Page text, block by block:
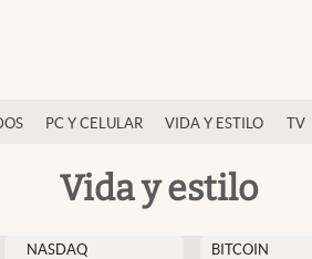
PC Y CELULAR VIDA Y ESTILO TV
Vida y estilo
NASDAQ
BITCOIN